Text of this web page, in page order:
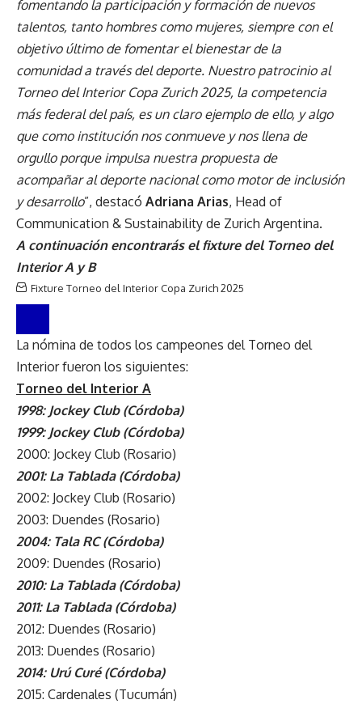
fomentando la participación y formación de nuevos
talentos, tanto hombres como mujeres, siempre con el
objetivo último de fomentar el bienestar de la
comunidad a través del deporte. Nuestro patrocinio al
Torneo del Interior Copa Zurich 2025, la competencia
más federal del país, es un claro ejemplo de ello, y algo
que como institución nos conmueve y nos llena de
orgullo porque impulsa nuestra propuesta de
acompañar al deporte nacional como motor de inclusión
y desarrollo”, destacó Adriana Arias, Head of
Communication & Sustainability de Zurich Argentina.
A continuación encontrarás el fixture del Torneo del
Interior A y B
Fixture Torneo del Interior Copa Zurich 2025
La nómina de todos los campeones del Torneo del
Interior fueron los siguientes:
Torneo del Interior A
1998: Jockey Club (Córdoba)
1999: Jockey Club (Córdoba)
2000: Jockey Club (Rosario)
2001: La Tablada (Córdoba)
2002: Jockey Club (Rosario)
2003: Duendes (Rosario)
2004: Tala RC (Córdoba)
2009: Duendes (Rosario)
2010: La Tablada (Córdoba)
2011: La Tablada (Córdoba)
2012: Duendes (Rosario)
2013: Duendes (Rosario)
2014: Urú Curé (Córdoba)
2015: Cardenales (Tucumán)